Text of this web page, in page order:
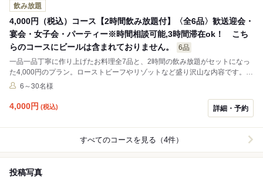
飲み放題
4,000円（税込）コース【2時間飲み放題付】〈全6品〉歓送迎会・
宴会・女子会・パーティー※時間相談可能,3時間滞在ok！ こち
らのコースにビールは含まれておりません。
6品
一品一品丁寧に作り上げたお料理全7品と、2時間の飲み放題がセットになっ
た4,000円のプラン。ローストビーフやリゾットなど盛り沢山な内容です。各
種ご宴会に是非ご利用ください！ ※ご宴会の時間相談可能、2時間30分滞在
6～30名様
4,000円 (税込) 詳細・予約
すべてのコースを見る（4件）
投稿写真